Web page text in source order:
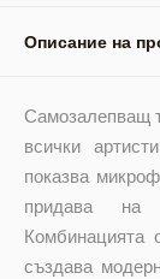
Описание на
Самозалепващ
всички
показва
придава на
Комбинацията
създава